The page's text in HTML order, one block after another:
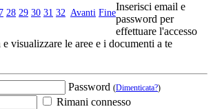
28 29 30 31 32 Avanti Fine
Inserisci email e
password per
effettuare l'accesso
e visualizzare le aree e i documenti a te
Password (Dimenticata?)
Rimani connesso